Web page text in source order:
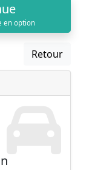
en option
Retour